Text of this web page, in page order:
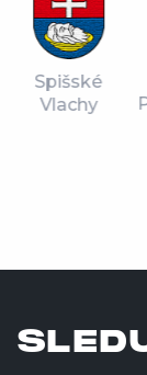
Spišské
Vlachy